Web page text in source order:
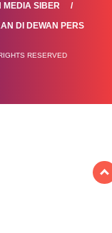
MEDIA SIBER
DI DEWAN PERS
RESERVED